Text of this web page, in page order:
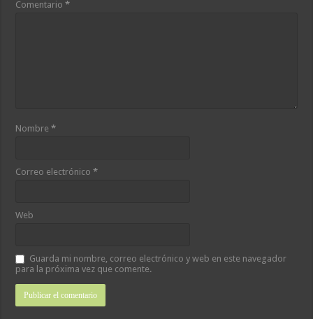
Comentario*
Nombre*
Correo electrónico*
Web
Guarda mi nombre, correo electrónico y web en este navegador
para la próxima vez que comente.